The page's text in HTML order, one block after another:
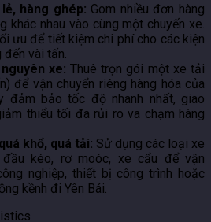
hàng ghép: Gom nhiều đơn hàng
khác nhau vào cùng một chuyến xe.
ưu để tiết kiệm chi phí cho các kiện
đến vài tấn.
xe: Thuê trọn gói một xe tải
để vận chuyển riêng hàng hóa của
đảm bảo tốc độ nhanh nhất, giao
thiểu tối đa rủi ro va chạm hàng
khổ, quá tải: Sử dụng các loại xe
đầu kéo, rơ moóc, xe cẩu để vận
nghiệp, thiết bị công trình hoặc
kềnh đi Yên Bái.